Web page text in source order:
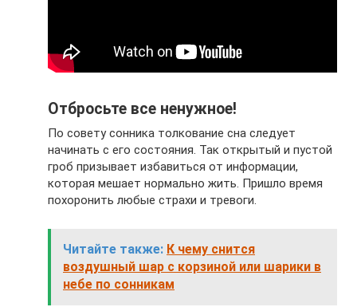
Отбросьте все ненужное!
По совету сонника толкование сна следует
начинать с его состояния. Так открытый и пустой
гроб призывает избавиться от информации,
которая мешает нормально жить. Пришло время
похоронить любые страхи и тревоги.
Читайте также: К чему снится
воздушный шар с корзиной или шарики в
небе по сонникам